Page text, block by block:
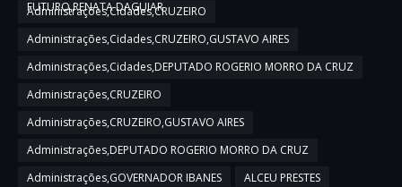
FUTURO,RENATA DAGUIAR
Administrações,Cidades,CRUZEIRO
Administrações,Cidades,CRUZEIRO,GUSTAVO AIRES
Administrações,Cidades,DEPUTADO ROGERIO MORRO DA CRUZ
Administrações,CRUZEIRO
Administrações,CRUZEIRO,GUSTAVO AIRES
Administrações,DEPUTADO ROGERIO MORRO DA CRUZ
Administrações,GOVERNADOR IBANES
ALCEU PRESTES